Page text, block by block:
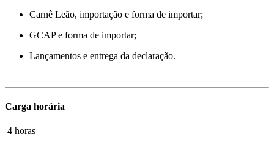
Carnê Leão, importação e forma de importar;
GCAP e forma de importar;
Lançamentos e entrega da declaração.
Carga horária
4 horas